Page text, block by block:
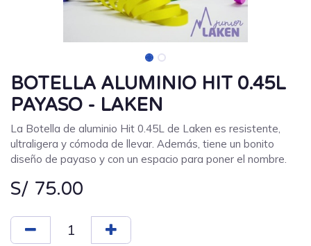
BOTELLA ALUMINIO HIT 0.45L
PAYASO - LAKEN
La Botella de aluminio Hit 0.45L de Laken es resistente,
ultraligera y cómoda de llevar. Además, tiene un bonito
diseño de payaso y con un espacio para poner el nombre.
S/ 75.00